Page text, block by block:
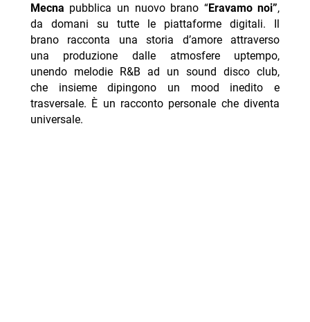
Mecna pubblica un nuovo brano “Eravamo noi”,
da domani su tutte le piattaforme digitali. Il
brano racconta una storia d’amore attraverso
una produzione dalle atmosfere uptempo,
unendo melodie R&B ad un sound disco club,
che insieme dipingono un mood inedito e
trasversale. È un racconto personale che diventa
universale.